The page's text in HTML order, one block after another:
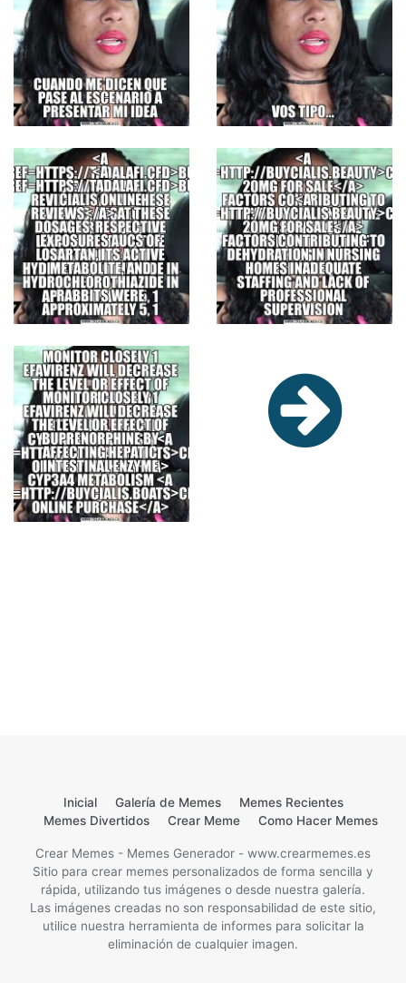
Inicial Galería de Memes
Memes Recientes
Memes Divertidos
Crear Meme Como Hacer Memes
Crear Memes - Memes Generador - www.crearmemes.es
Sitio para crear memes personalizados de forma sencilla y
rápida, utilizando tus imágenes o desde nuestra galería.
Las imágenes creadas no son responsabilidad de este sitio,
utilice nuestra herramienta de informes para solicitar la
eliminación de cualquier imagen.